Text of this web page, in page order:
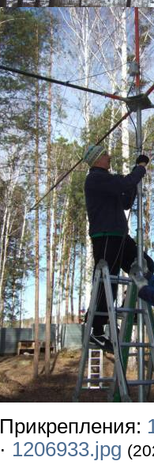
Прикрепления:
· 1206933.jpg